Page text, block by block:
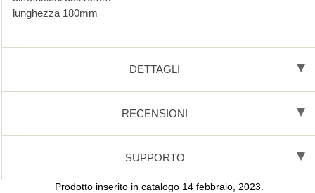
lunghezza 180mm
DETTAGLI
RECENSIONI
SUPPORTO
Prodotto inserito in catalogo 14 febbraio, 2023.